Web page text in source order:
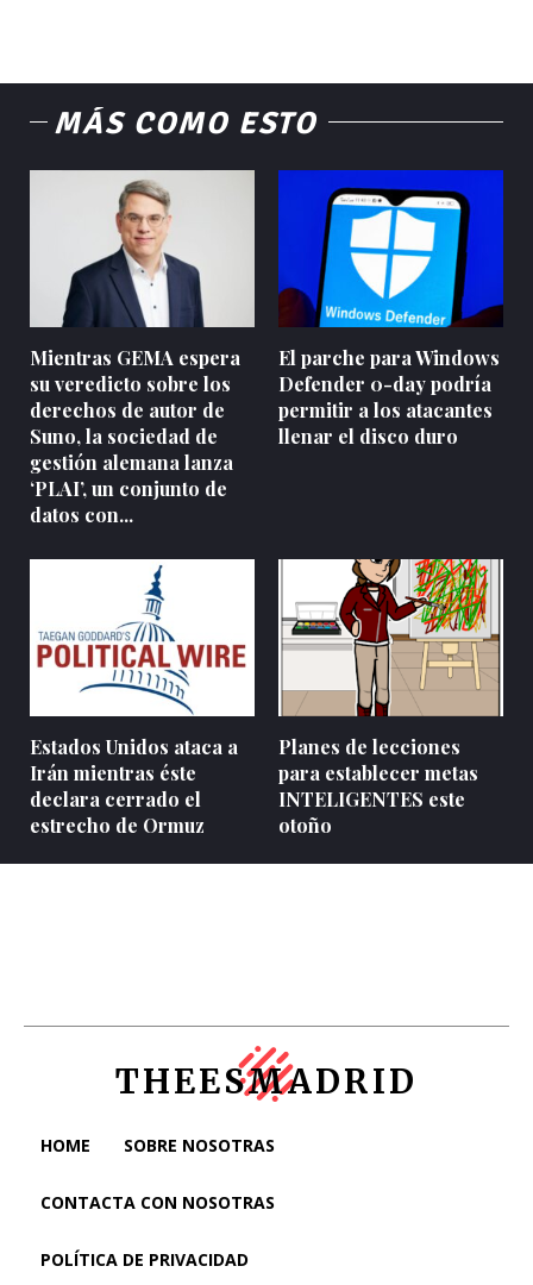
MÁS COMO ESTO
Mientras GEMA espera
su veredicto sobre los
derechos de autor de
Suno, la sociedad de
gestión alemana lanza
‘PLAI’, un conjunto de
datos con...
El parche para Windows
Defender 0-day podría
permitir a los atacantes
llenar el disco duro
Estados Unidos ataca a
Irán mientras éste
declara cerrado el
estrecho de Ormuz
Planes de lecciones
para establecer metas
INTELIGENTES este
otoño
THEESMADRID
HOME SOBRE NOSOTRAS
CONTACTA CON NOSOTRAS
POLÍTICA DE PRIVACIDAD